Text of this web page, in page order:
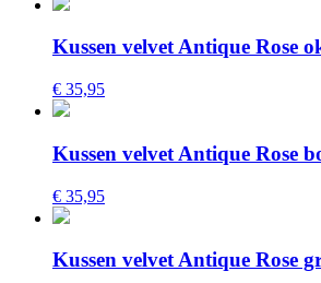
Kussen velvet Antique Rose
€ 35,95
Kussen velvet Antique Rose
€ 35,95
Kussen velvet Antique Rose